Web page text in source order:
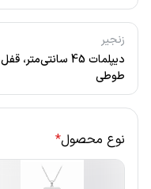
زنجیر
دیپلمات 45 سانتی‌متر، قفل
طوطی
نوع محصول*